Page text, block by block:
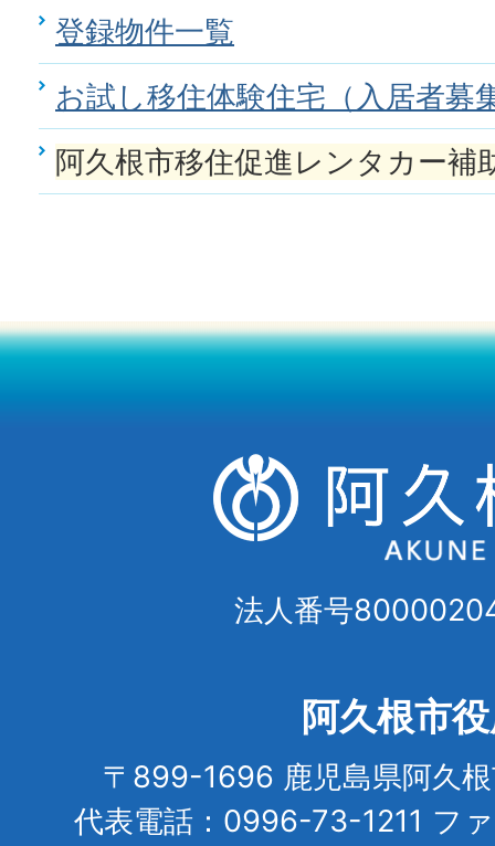
登録物件一覧
お試し移住体験住宅（入居者募
阿久根市移住促進レンタカー補
法人番号
阿久根市
〒899-1696 鹿児島県阿久
代表電話：0996-73-1211 フ